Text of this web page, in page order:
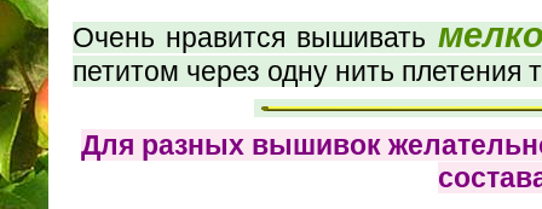
Очень нравится вышивать
петитом через одну нить
Для разных вышивок